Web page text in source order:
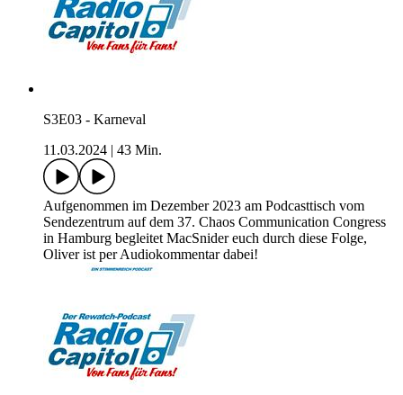
S3E03 - Karneval
11.03.2024
43 Min.
Aufgenommen im Dezember 2023 am Podcasttisch vom
Sendezentrum auf dem 37. Chaos Communication Congress
in Hamburg begleitet MacSnider euch durch diese Folge,
Oliver ist per Audiokommentar dabei!